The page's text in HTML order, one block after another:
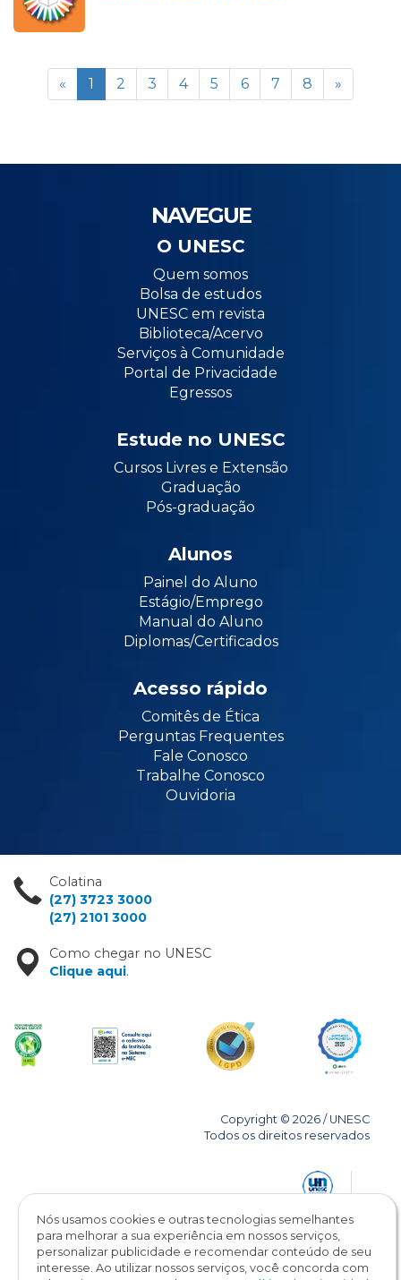
« 1 2 3 4 5 6 7 8 »
NAVEGUE
O UNESC
Quem somos
Bolsa de estudos
UNESC em revista
Biblioteca/Acervo
Serviços à Comunidade
Portal de Privacidade
Egressos
Estude no UNESC
Cursos Livres e Extensão
Graduação
Pós-graduação
Alunos
Painel do Aluno
Estágio/Emprego
Manual do Aluno
Diplomas/Certificados
Acesso rápido
Comitês de Ética
Perguntas Frequentes
Fale Conosco
Trabalhe Conosco
Ouvidoria
Colatina
(27) 3723 3000
(27) 2101 3000
Como chegar no UNESC
Clique aqui.
Copyright © 2026 / UNESC
Todos os direitos reservados
Nós usamos cookies e outras tecnologias semelhantes
para melhorar a sua experiência em nossos serviços,
personalizar publicidade e recomendar conteúdo de seu
interesse. Ao utilizar nossos serviços, você concorda com